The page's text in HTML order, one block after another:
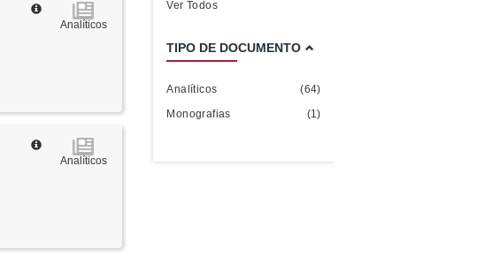
Analíticos
Analíticos
Ver Todos
TIPO DE DOCUMENTO
Analíticos
(64)
Monografias
(1)